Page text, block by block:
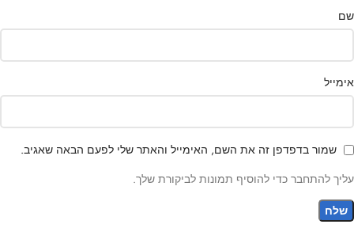
שם
אימייל
שמור בדפדפן זה את השם, האימייל והאתר שלי לפעם הבאה שאגיב.
עליך להתחבר כדי להוסיף תמונות לביקורת שלך.